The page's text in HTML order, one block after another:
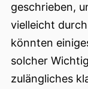
geschrieben,
vielleicht
könnten
solcher
zulängliches